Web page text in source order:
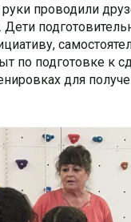
проводили
по подготовке к
для